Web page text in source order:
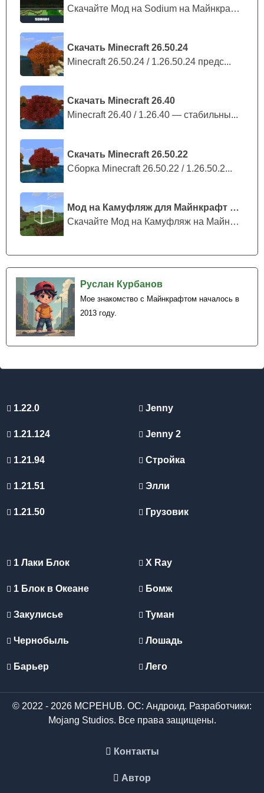
Скачайте Мод на Sodium на Майнкрафт П...
Скачать Minecraft 26.50.24
Minecraft 26.50.24 / 1.26.50.24 предс...
Скачать Minecraft 26.40
Minecraft 26.40 / 1.26.40 — стабильны...
Скачать Minecraft 26.50.22
Сборка Minecraft 26.50.22 / 1.26.50.2...
Мод на Камуфляж для Майнкрафт ПЕ
Скачайте Мод на Камуфляж на Майнкрафт...
Руслан Курбанов
Мое знакомство с Майнкрафтом началось в
2013 году.
1.22.0
1.21.124
1.21.94
1.21.51
1.21.50
Jenny
Jenny 2
Стройка
Элли
Грузовик
1 Лаки Блок
1 Блок в Океане
Закулисье
Чернобыль
Барьер
X Ray
Бомж
Туман
Лошадь
Лего
© 2022 - 2026 MCPEHUB. ОС: Андроид. Разработчики:
Mojang Studios. Все права защищены.
Контакты
Автор